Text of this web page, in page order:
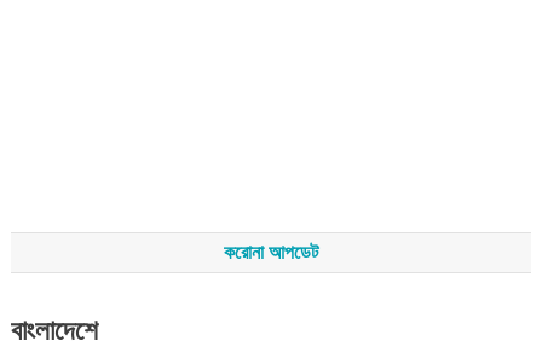
করোনা আপডেট
বাংলাদেশে